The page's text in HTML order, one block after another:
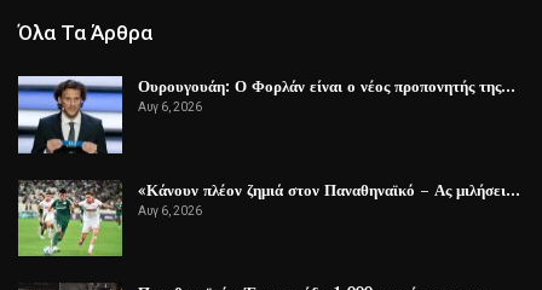
Όλα Τα Άρθρα
Ουρουγουάη: Ο Φορλάν είναι ο νέος προπονητής της…
Αυγ 6, 2026
«Κάνουν πλέον ζημιά στον Παναθηναϊκό – Ας μιλήσει…
Αυγ 6, 2026